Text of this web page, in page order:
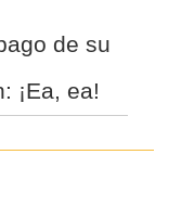
de su
¡Ea, ea!